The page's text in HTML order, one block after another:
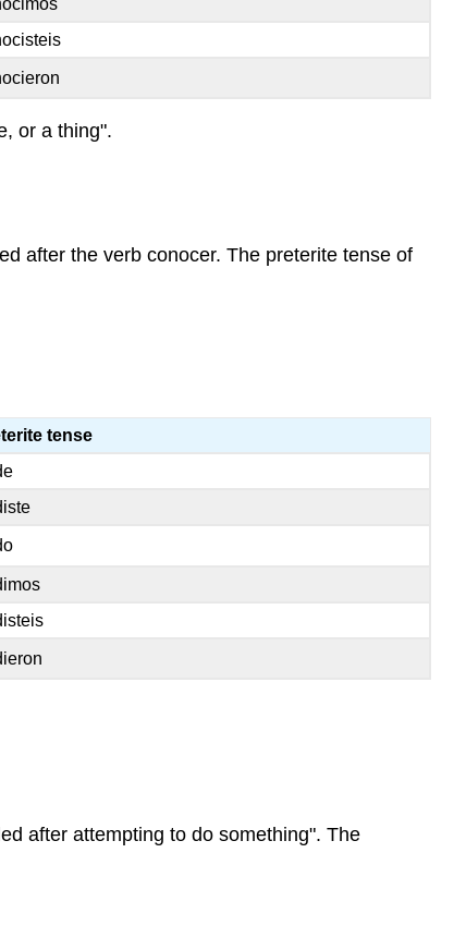
or a thing".
after the verb conocer. The preterite tense of
tense
after attempting to do something". The